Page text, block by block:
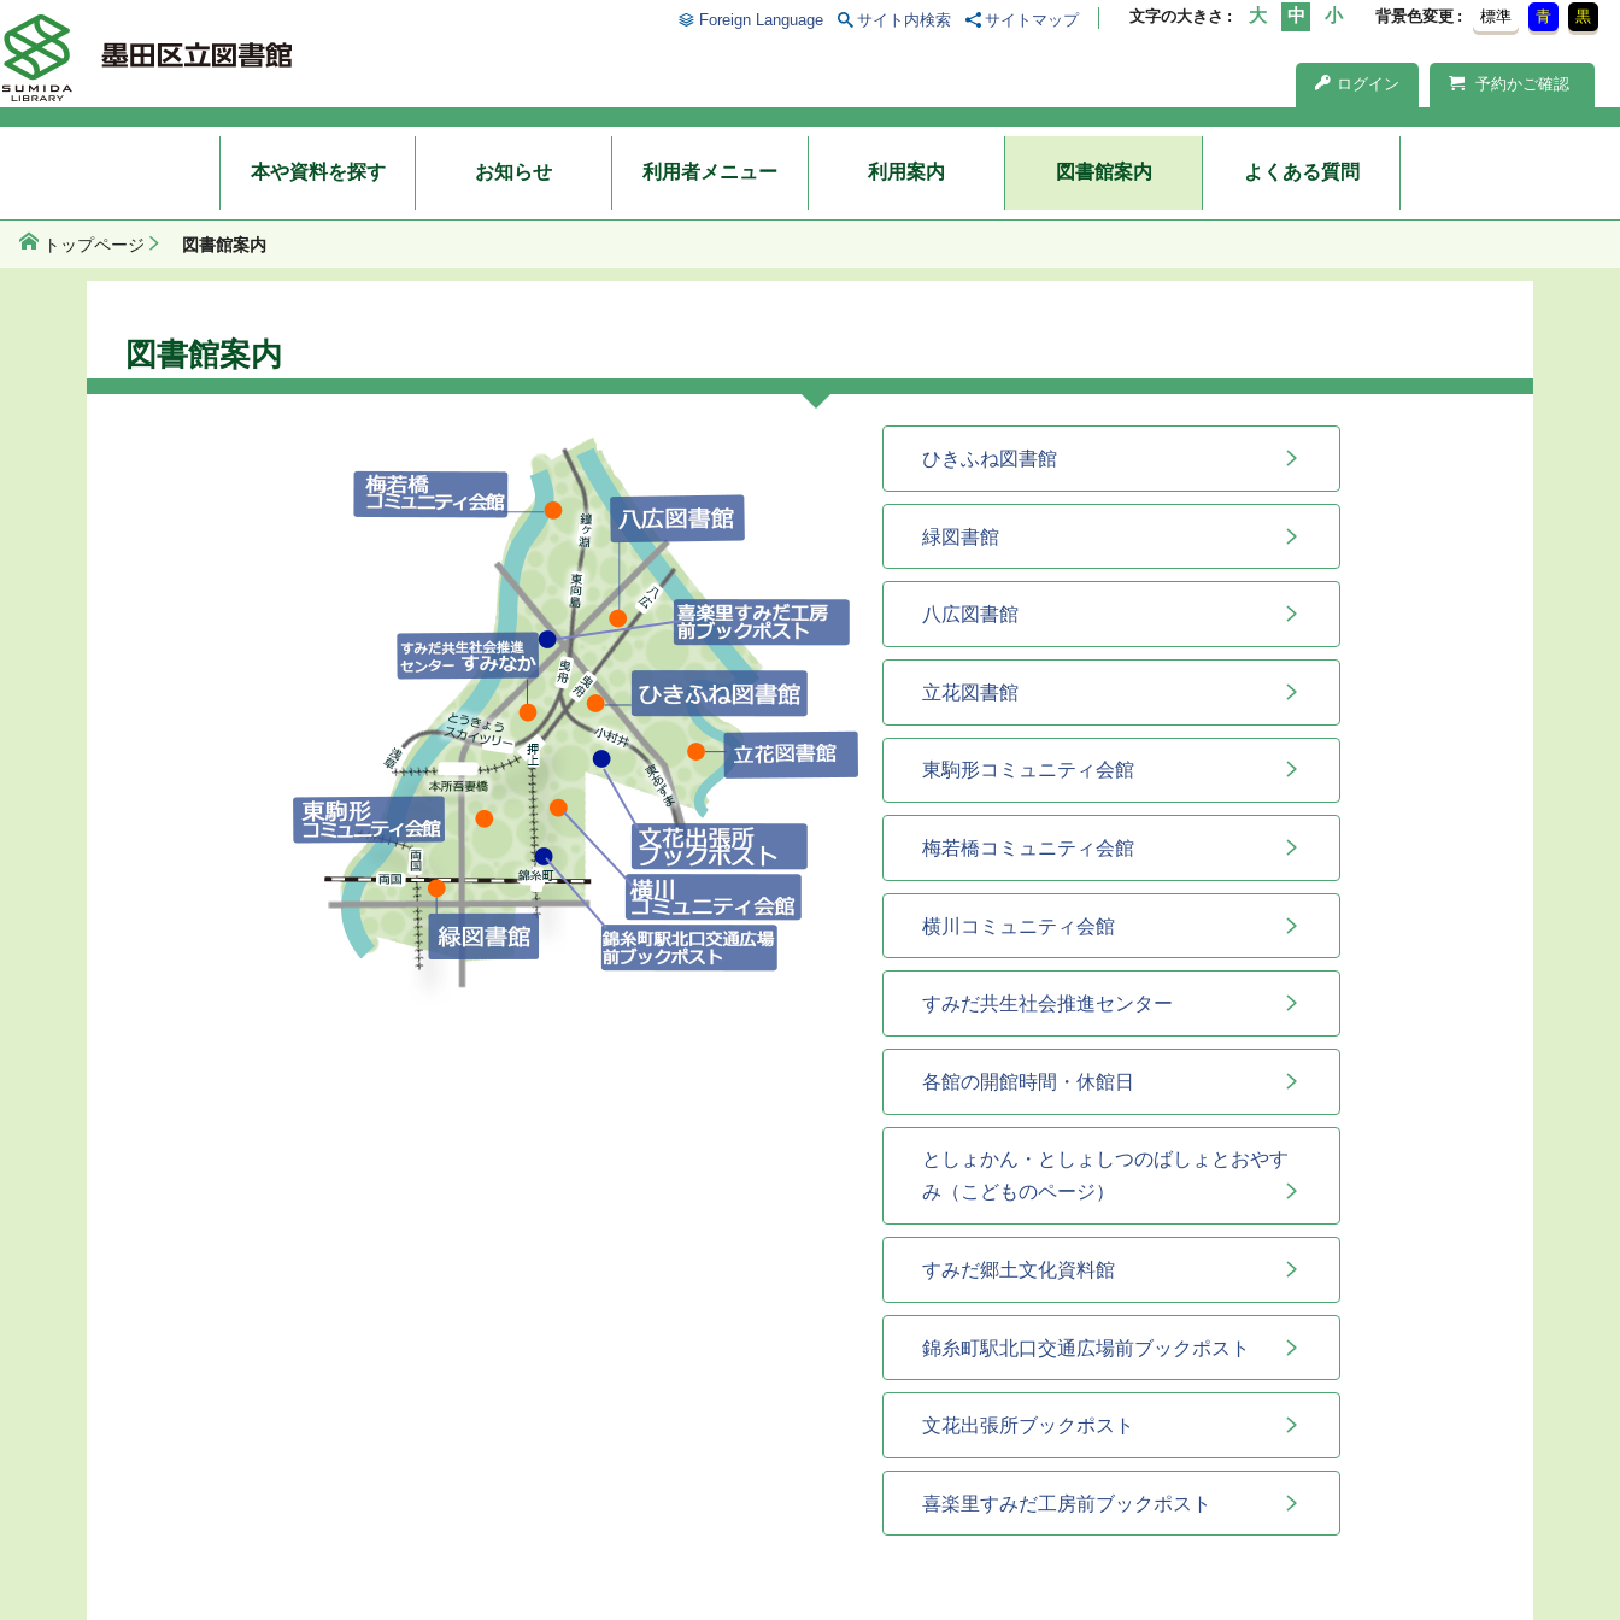
文字の大きさ 背景色変更 標準 青 黒
ログイン 予約かご確認
Foreign Language サイト内検索 サイトマップ
本や資料を探す お知らせ 利用者メニュー 利用案内 図書館案内 よくある質問
トップページ 図書館案内
図書館案内
ひきふね図書館
緑図書館
八広図書館
立花図書館
東駒形コミュニティ会館
梅若橋コミュニティ会館
横川コミュニティ会館
すみだ共生社会推進センター
各館の開館時間・休館日
としょかん・としょしつのばしょとおやす
み（こどものページ）
すみだ郷土文化資料館
錦糸町駅北口交通広場前ブックポスト
文花出張所ブックポスト
喜楽里すみだ工房前ブックポスト